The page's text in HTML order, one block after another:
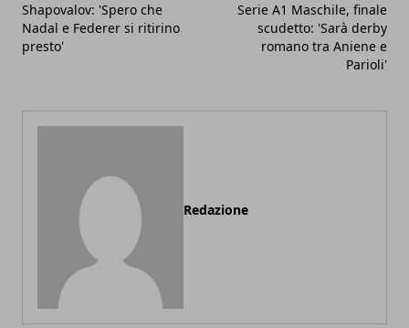
Shapovalov: 'Spero che
Nadal e Federer si ritirino
presto'
Serie A1 Maschile, finale
scudetto: 'Sarà derby
romano tra Aniene e
Parioli'
Redazione